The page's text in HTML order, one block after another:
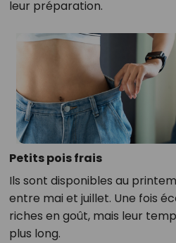
leur préparation.
Petits pois frais
Ils sont disponibles au
entre mai et juillet. Une fois
riches en goût, mais leur
plus long.